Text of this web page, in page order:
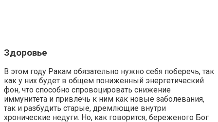
Здоровье
В этом году Ракам обязательно нужно себя поберечь, так
как у них будет в общем пониженный энергетический
фон, что способно спровоцировать снижение
иммунитета и привлечь к ним как новые заболевания,
так и разбудить старые, дремлющие внутри
хронические недуги. Но, как говорится, береженого Бог